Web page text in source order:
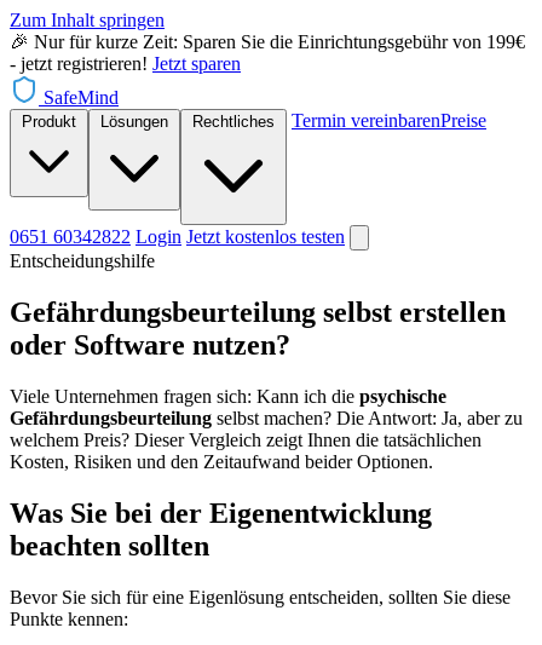
Zum Inhalt springen
🎉 Nur für kurze Zeit: Sparen Sie die Einrichtungsgebühr von 199€
- jetzt registrieren! Jetzt sparen
SafeMind
Termin vereinbarenPreise
0651 60342822 Login Jetzt kostenlos testen
Entscheidungshilfe
Gefährdungsbeurteilung selbst erstellen
oder Software nutzen?
Viele Unternehmen fragen sich: Kann ich die psychische
Gefährdungsbeurteilung selbst machen? Die Antwort: Ja, aber zu
welchem Preis? Dieser Vergleich zeigt Ihnen die tatsächlichen
Kosten, Risiken und den Zeitaufwand beider Optionen.
Was Sie bei der Eigenentwicklung
beachten sollten
Bevor Sie sich für eine Eigenlösung entscheiden, sollten Sie diese
Punkte kennen: